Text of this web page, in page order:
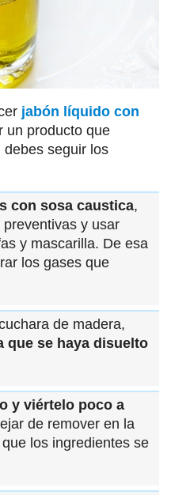
jabón líquido con
un producto que
debes seguir los
con sosa caustica,
y usar
y mascarilla. De esa
los gases que
de madera,
que se haya disuelto
y viértelo poco a
de remover en la
los ingredientes se